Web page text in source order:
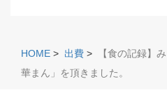
HOME > 出費 >
【食の記録】
華まん」を頂きました。